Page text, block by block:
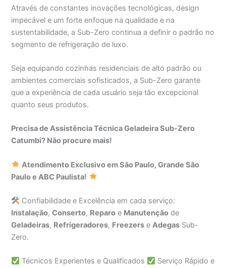
Através de constantes inovações tecnológicas, design
impecável e um forte enfoque na qualidade e na
sustentabilidade, a Sub-Zero continua a definir o padrão no
segmento de refrigeração de luxo.
Seja equipando cozinhas residenciais de alto padrão ou
ambientes comerciais sofisticados, a Sub-Zero garante
que a experiência de cada usuário seja tão excepcional
quanto seus produtos.
Precisa de Assistência Técnica Geladeira Sub-Zero
Catumbi? Não procure mais!
Atendimento Exclusivo em São Paulo, Grande São
Paulo e ABC Paulista!
Confiabilidade e Excelência em cada serviço:
Instalação,Conserto, Reparo e Manutenção de
Geladeiras, Refrigeradores, Freezers eAdegas Sub-
Zero.
Técnicos Experientes e Qualificados
Serviço Rápido e